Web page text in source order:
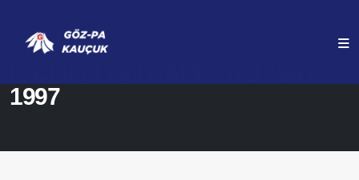
1997
ANASAYFA ÜRÜNLERIMIZ